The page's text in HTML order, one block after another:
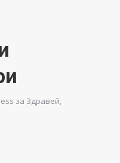
за Здравей,